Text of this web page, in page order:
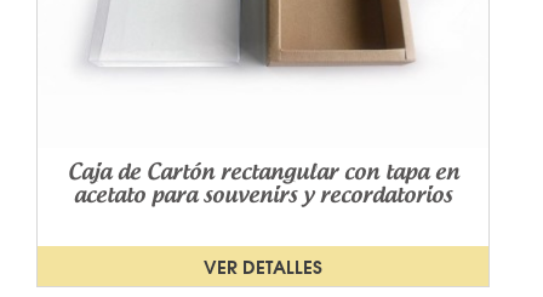
Caja de Cartón rectangular con tapa en
acetato para souvenirs y recordatorios
VER DETALLES